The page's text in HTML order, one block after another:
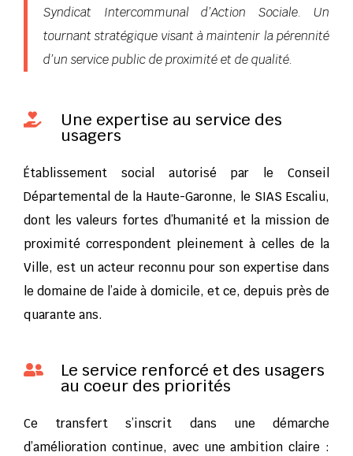
Syndicat Intercommunal d’Action Sociale. Un
tournant stratégique visant à maintenir la pérennité
d’un service public de proximité et de qualité.
 Une expertise au service des
usagers
Établissement social autorisé par le Conseil
Départemental de la Haute-Garonne, le SIAS Escaliu,
dont les valeurs fortes d’humanité et la mission de
proximité correspondent pleinement à celles de la
Ville, est un acteur reconnu pour son expertise dans
le domaine de l’aide à domicile, et ce, depuis près de
quarante ans.
 Le service renforcé et des usagers
au coeur des priorités
Ce transfert s’inscrit dans une démarche
d’amélioration continue, avec une ambition claire :